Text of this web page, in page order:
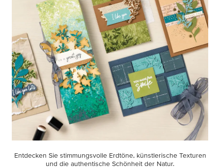
Entdecken Sie stimmungsvolle Erdtöne, künstlerische Texturen
und die authentische Schönheit der Natur.